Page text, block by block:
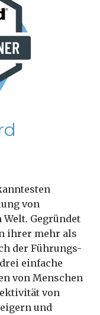
von
Gegründet
ihrer mehr als
der Führungs-
einfache
von Menschen
von
und